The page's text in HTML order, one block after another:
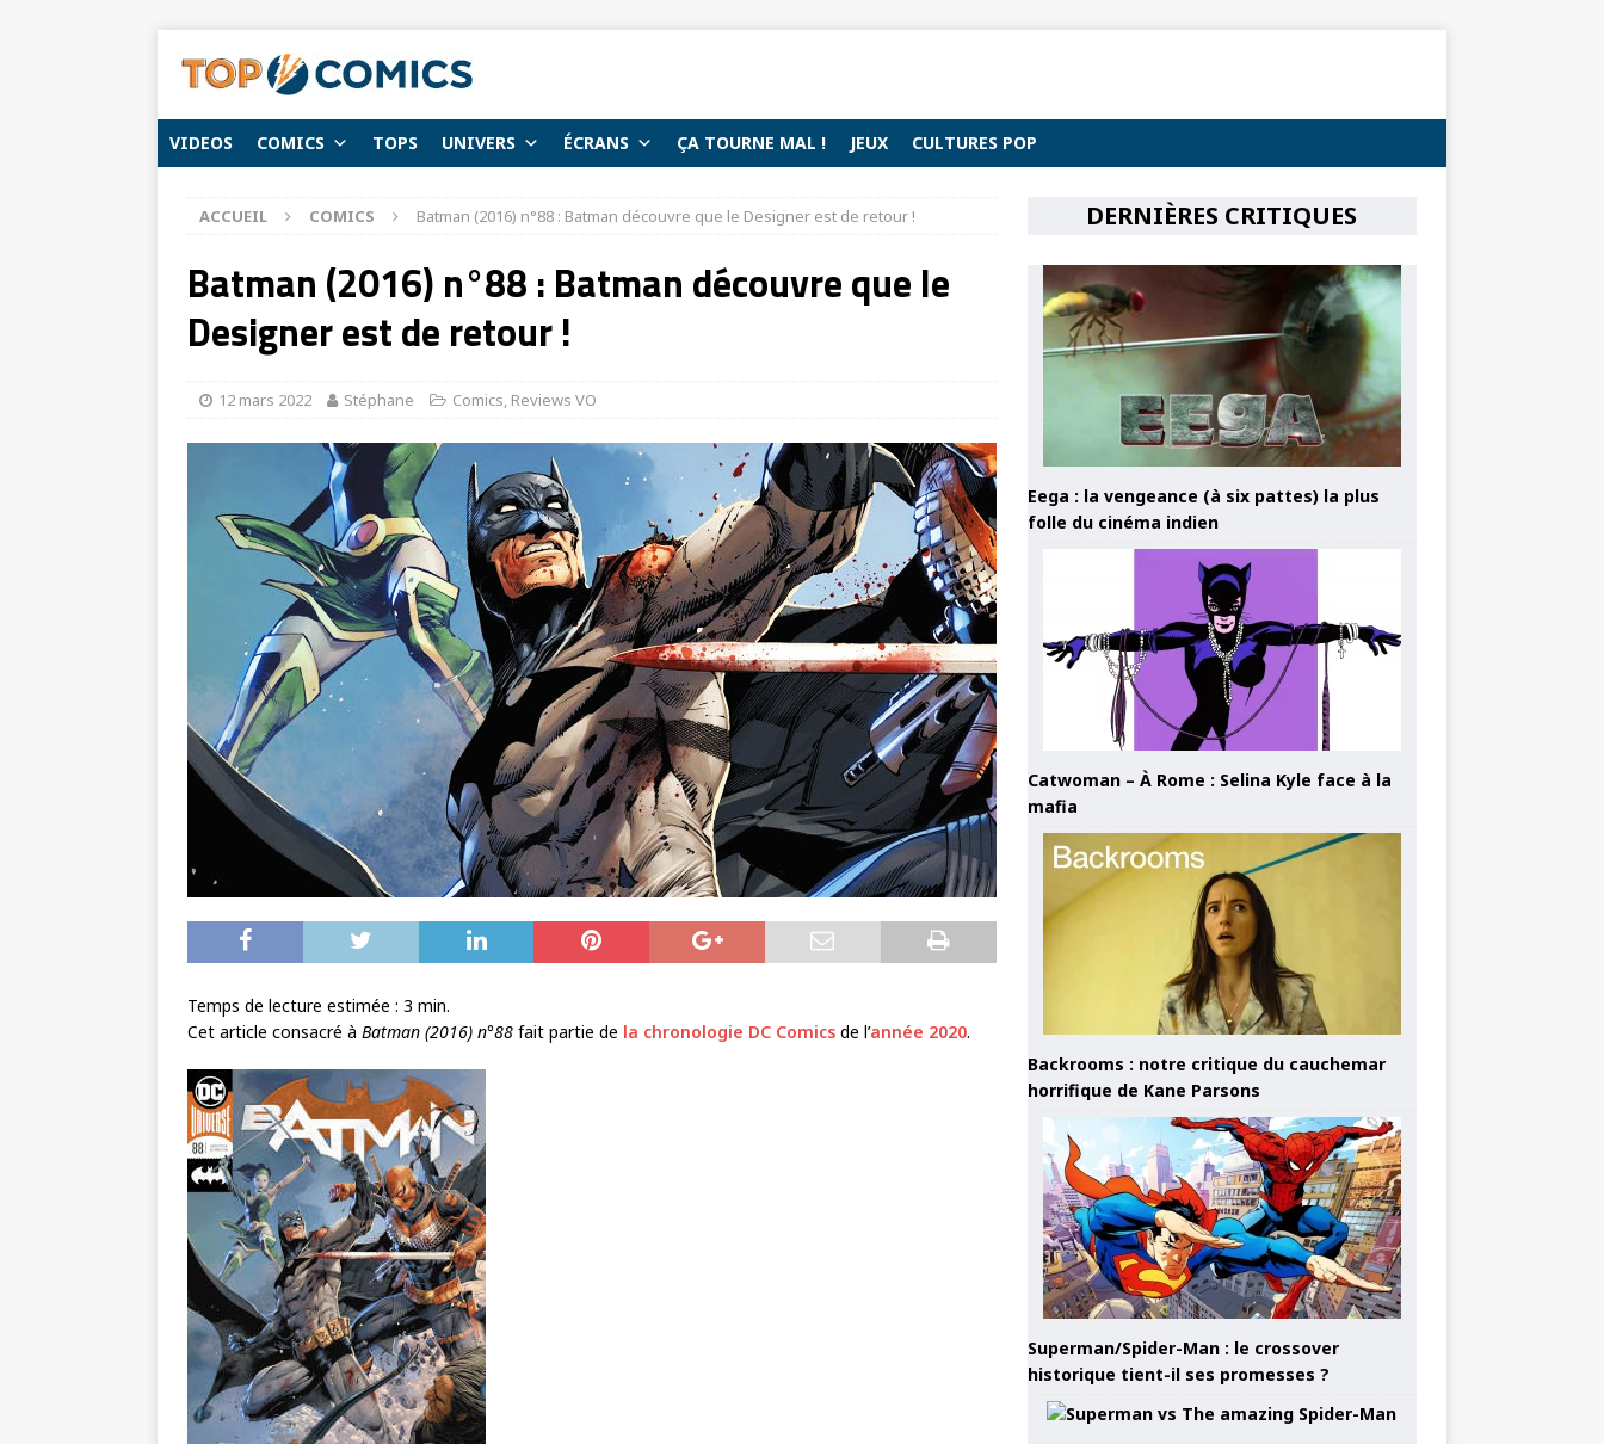
VIDEOS COMICS TOPS UNIVERS ÉCRANS ÇA TOURNE MAL ! JEUX CULTURES POP
ACCUEIL COMICS Batman (2016) n°88 : Batman découvre que le Designer est de retour !
Batman (2016) n°88 : Batman découvre que le
Designer est de retour !
12 mars 2022 Stéphane Comics, Reviews VO
Temps de lecture estimée : 3 min.
Cet article consacré à Batman (2016) n°88 fait partie de la chronologie DC Comics de l’année 2020.
DERNIÈRES CRITIQUES
Eega : la vengeance (à six pattes) la plus
folle du cinéma indien
Catwoman – À Rome : Selina Kyle face à la
mafia
Backrooms : notre critique du cauchemar
horrifique de Kane Parsons
Superman/Spider-Man : le crossover
historique tient-il ses promesses ?